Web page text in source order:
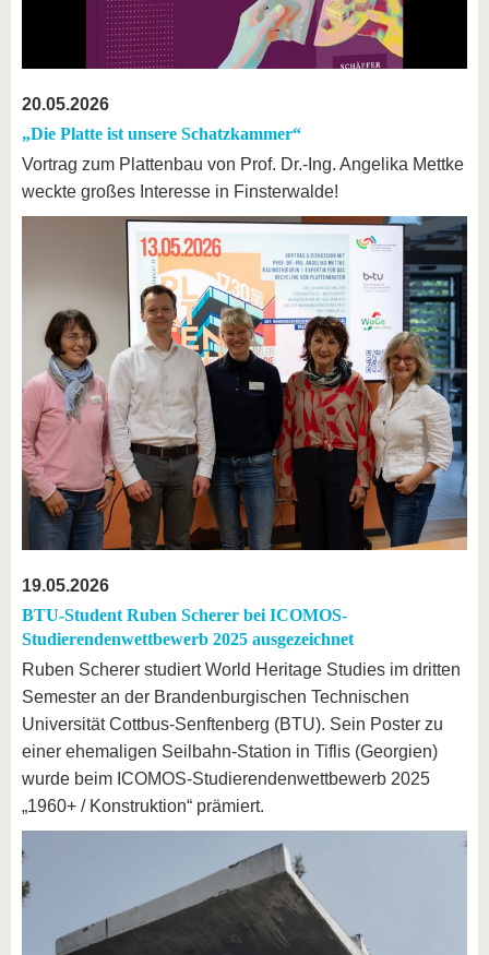
20.05.2026
„Die Platte ist unsere Schatzkammer“
Vortrag zum Plattenbau von Prof. Dr.-Ing. Angelika Mettke
weckte großes Interesse in Finsterwalde!
19.05.2026
BTU-Student Ruben Scherer bei ICOMOS-
Studierendenwettbewerb 2025 ausgezeichnet
Ruben Scherer studiert World Heritage Studies im dritten
Semester an der Brandenburgischen Technischen
Universität Cottbus-Senftenberg (BTU). Sein Poster zu
einer ehemaligen Seilbahn-Station in Tiflis (Georgien)
wurde beim ICOMOS-Studierendenwettbewerb 2025
„1960+ / Konstruktion“ prämiert.